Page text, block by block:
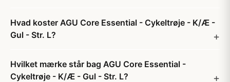
Hvad koster AGU Core Essential - Cykeltrøje - K/Æ -
Gul - Str. L?
Hvilket mærke står bag AGU Core Essential -
Cykeltrøje - K/Æ - Gul - Str. L?